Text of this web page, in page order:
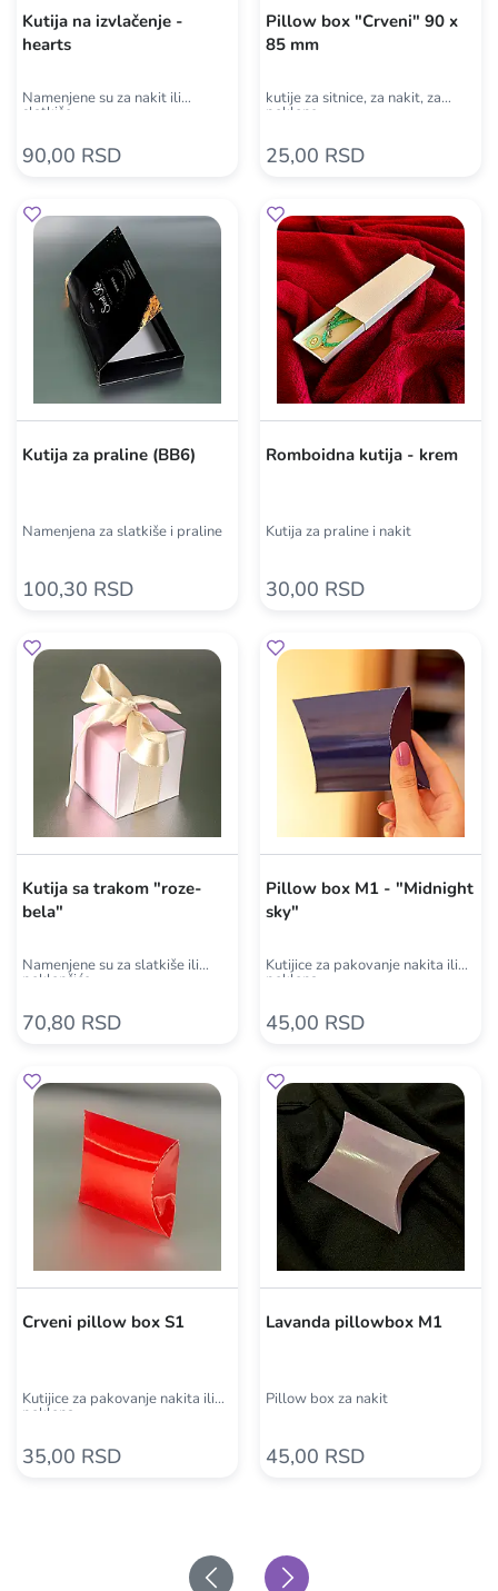
Kutija na izvlačenje -
hearts
Namenjene su za nakit ili
slatkiše
90,00 RSD
Pillow box "Crveni" 90 x
85 mm
kutije za sitnice, za nakit, za
poklone
25,00 RSD
Kutija za praline (BB6)
Namenjena za slatkiše i praline
100,30 RSD
Romboidna kutija - krem
Kutija za praline i nakit
30,00 RSD
Kutija sa trakom "roze-
bela"
Namenjene su za slatkiše ili
poklončiće
70,80 RSD
Pillow box M1 - "Midnight
sky"
Kutijice za pakovanje nakita ili
poklona
45,00 RSD
Crveni pillow box S1
Kutijice za pakovanje nakita ili
poklona
35,00 RSD
Lavanda pillowbox M1
Pillow box za nakit
45,00 RSD